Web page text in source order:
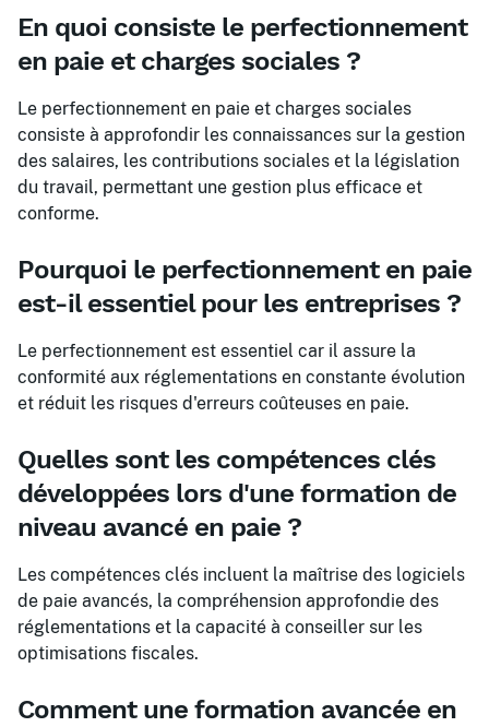
En quoi consiste le perfectionnement
en paie et charges sociales ?
Le perfectionnement en paie et charges sociales
consiste à approfondir les connaissances sur la gestion
des salaires, les contributions sociales et la législation
du travail, permettant une gestion plus efficace et
conforme.
Pourquoi le perfectionnement en paie
est-il essentiel pour les entreprises ?
Le perfectionnement est essentiel car il assure la
conformité aux réglementations en constante évolution
et réduit les risques d'erreurs coûteuses en paie.
Quelles sont les compétences clés
développées lors d'une formation de
niveau avancé en paie ?
Les compétences clés incluent la maîtrise des logiciels
de paie avancés, la compréhension approfondie des
réglementations et la capacité à conseiller sur les
optimisations fiscales.
Comment une formation avancée en